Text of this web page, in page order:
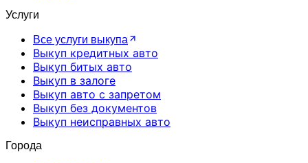
Услуги
Все услуги выкупа
Выкуп кредитных авто
Выкуп битых авто
Выкуп в залоге
Выкуп авто с запретом
Выкуп без документов
Выкуп неисправных авто
Города